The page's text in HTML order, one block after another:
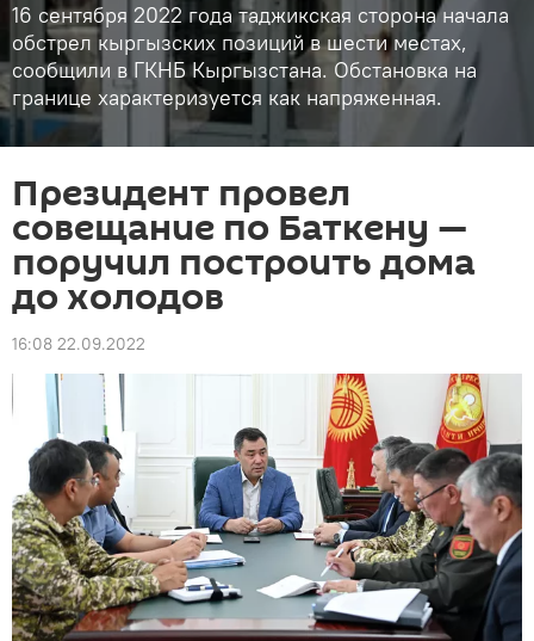
16 сентября 2022 года таджикская сторона начала
обстрел кыргызских позиций в шести местах,
сообщили в ГКНБ Кыргызстана. Обстановка на
границе характеризуется как напряженная.
Президент провел
совещание по Баткену —
поручил построить дома
до холодов
16:08 22.09.2022